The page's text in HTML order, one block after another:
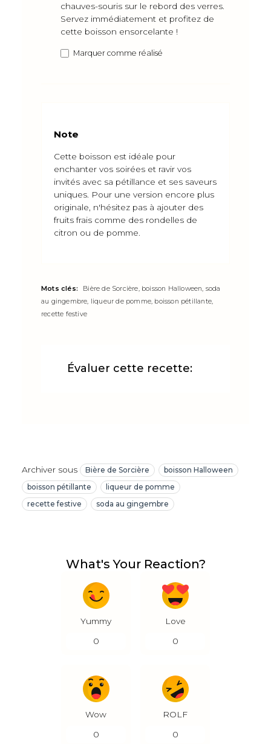
chauves-souris sur le rebord des verres.
Servez immédiatement et profitez de
cette boisson ensorcelante !
Marquer comme réalisé
Note
Cette boisson est idéale pour
enchanter vos soirées et ravir vos
invités avec sa pétillance et ses saveurs
uniques. Pour une version encore plus
originale, n'hésitez pas à ajouter des
fruits frais comme des rondelles de
citron ou de pomme.
Mots clés:
Bière de Sorcière, boisson Halloween, soda
au gingembre, liqueur de pomme, boisson pétillante,
recette festive
Évaluer cette recette:
Archiver sous Bière de Sorcière
boisson Halloween
boisson pétillante
liqueur de pomme
recette festive
soda au gingembre
What's Your Reaction?
Yummy
0
Love
0
Wow
0
ROLF
0